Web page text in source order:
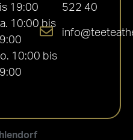
19:00
10:00 bis
10:00 bis
522 40